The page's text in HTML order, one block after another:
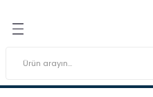
Porselen Boyaları (Toz
Tabaklar